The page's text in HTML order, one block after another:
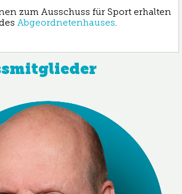
zum Ausschuss für Sport erhalten
Abgeordnetenhauses.